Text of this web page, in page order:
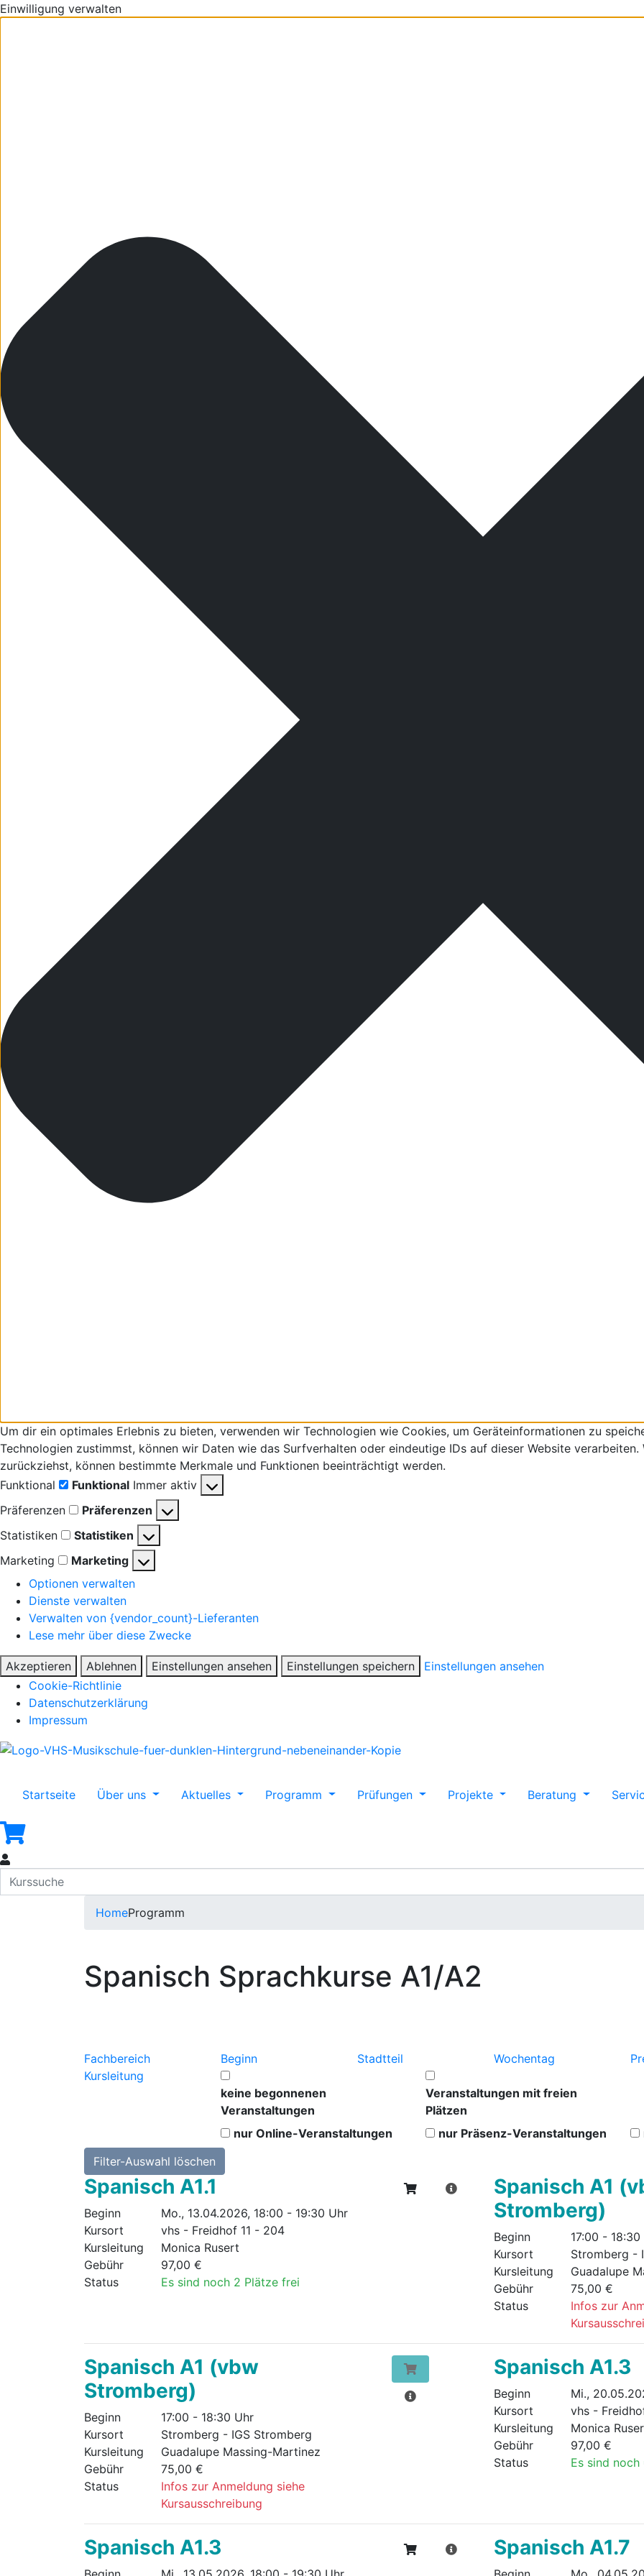
Einwilligung verwalten
Um dir ein optimales Erlebnis zu bieten, verwenden wir Technologien wie Cookies, um Geräteinformationen zu
Technologien zustimmst, können wir Daten wie das Surfverhalten oder eindeutige IDs auf dieser Website
zurückziehst, können bestimmte Merkmale und Funktionen beeinträchtigt werden.
Funktional
Funktional Immer aktiv
Präferenzen
Präferenzen
Statistiken
Statistiken
Marketing
Marketing
Optionen verwalten
Dienste verwalten
Verwalten von {vendor_count}-Lieferanten
Lese mehr über diese Zwecke
Akzeptieren Ablehnen Einstellungen ansehen Einstellungen speichern
Einstellungen ansehen
Cookie-Richtlinie
Datenschutzerklärung
Impressum
Startseite Über uns Aktuelles Programm Prüfungen Projekte Beratung
HomeProgramm
Spanisch Sprachkurse A1/A2
Fachbereich Beginn Stadtteil Wochentag
Kursleitung
keine begonnenen
Veranstaltungen
Veranstaltungen mit freien
Plätzen
nur Online-Veranstaltungen
nur Präsenz-Veranstaltungen
Filter-Auswahl löschen
Spanisch A1.1
Beginn
Mo., 13.04.2026, 18:00 - 19:30 Uhr
Kursort
vhs - Freidhof 11 - 204
Kursleitung
Monica Rusert
Gebühr
97,00 €
Status
Es sind noch 2 Plätze frei
Spanisch A1
Stromberg)
Beginn
17:00 - 18:30
Kursort
Stromberg -
Kursleitung
Guadalupe
Gebühr
75,00 €
Status
Infos zur
Spanisch A1 (vbw
Stromberg)
Beginn
17:00 - 18:30 Uhr
Kursort
Stromberg - IGS Stromberg
Kursleitung
Guadalupe Massing-Martinez
Gebühr
75,00 €
Status
Infos zur Anmeldung siehe
Kursausschreibung
Spanisch A1.3
Beginn
Mi.,
Kursort
vhs -
Kursleitung
Monica
Gebühr
97,00 €
Status
Es sind
Spanisch A1.3 Spanisch A1.7